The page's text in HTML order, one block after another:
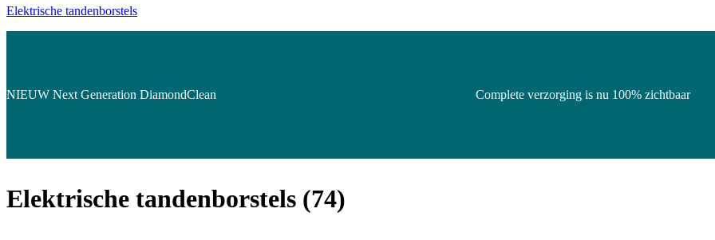
Elektrische tandenborstels
NIEUW Next Generation DiamondClean Complete verzorging is nu 100% zichtbaar
Elektrische tandenborstels (74)